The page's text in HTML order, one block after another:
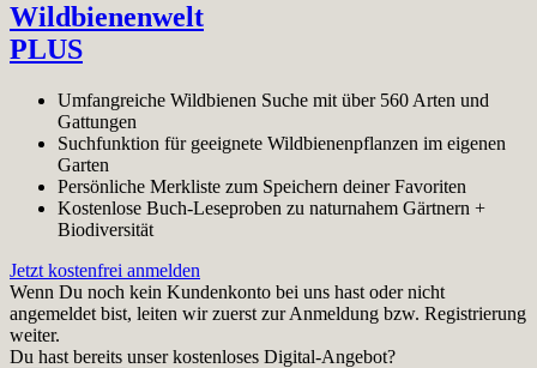
Wildbienenwelt
PLUS
Umfangreiche Wildbienen Suche mit über 560 Arten und
Gattungen
Suchfunktion für geeignete Wildbienenpflanzen im eigenen
Garten
Persönliche Merkliste zum Speichern deiner Favoriten
Kostenlose Buch-Leseproben zu naturnahem Gärtnern +
Biodiversität
Jetzt kostenfrei anmelden
Wenn Du noch kein Kundenkonto bei uns hast oder nicht
angemeldet bist, leiten wir zuerst zur Anmeldung bzw. Registrierung
weiter.
Du hast bereits unser kostenloses Digital-Angebot?